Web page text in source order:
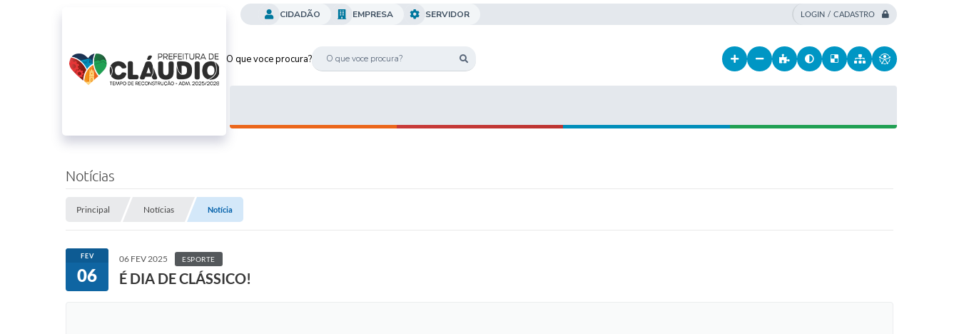
LOGIN / CADASTRO
O que voce procura?
CIDADÃO EMPRESA SERVIDOR
Notícias
Principal Notícias Notícia
FEV
06
06 FEV 2025 ESPORTE
É DIA DE CLÁSSICO!